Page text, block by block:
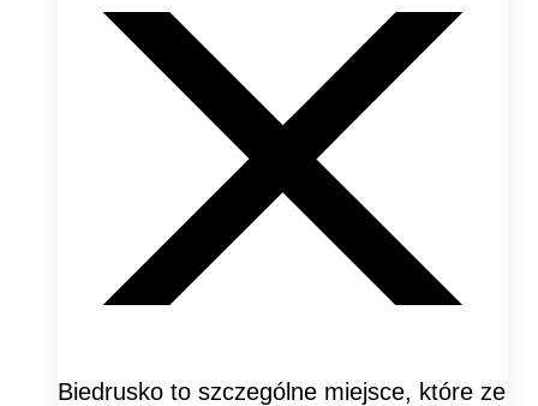
Biedrusko to szczególne miejsce, które ze